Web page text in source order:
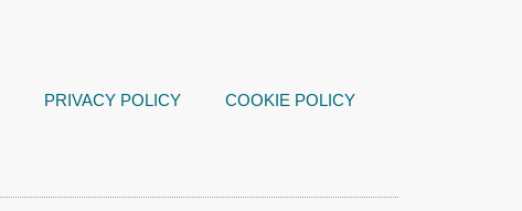
PRIVACY POLICY COOKIE POLICY